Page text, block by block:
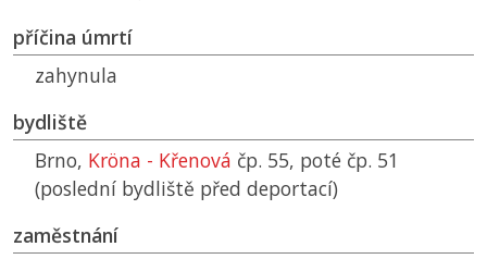
příčina úmrtí
zahynula
bydliště
Brno, Kröna - Křenová čp. 55, poté čp. 51
(poslední bydliště před deportací)
zaměstnání